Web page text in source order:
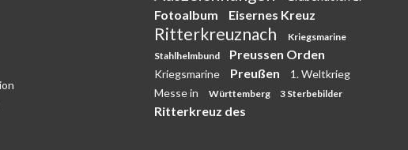
Fotoalbum Eisernes Kreuz
Ritterkreuznach
Kriegsmarine
Stahlhelmbund
Preussen Orden
Kriegsmarine Preußen
1. Weltkrieg
Messe in
Württemberg 3 Sterbebilder
Ritterkreuz des